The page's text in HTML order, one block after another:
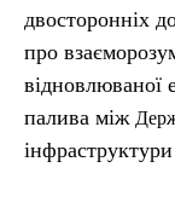
двосторонніх
про
відновлюваної
палива між